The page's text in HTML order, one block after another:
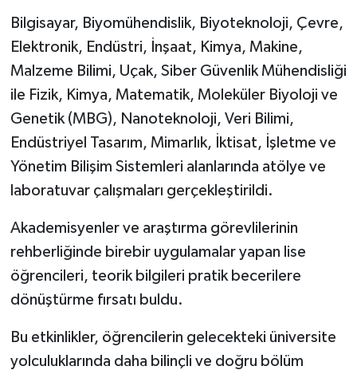
Bilgisayar, Biyomühendislik, Biyoteknoloji, Çevre,
Elektronik, Endüstri, İnşaat, Kimya, Makine,
Malzeme Bilimi, Uçak, Siber Güvenlik Mühendisliği
ile Fizik, Kimya, Matematik, Moleküler Biyoloji ve
Genetik (MBG), Nanoteknoloji, Veri Bilimi,
Endüstriyel Tasarım, Mimarlık, İktisat, İşletme ve
Yönetim Bilişim Sistemleri alanlarında atölye ve
laboratuvar çalışmaları gerçekleştirildi.
Akademisyenler ve araştırma görevlilerinin
rehberliğinde birebir uygulamalar yapan lise
öğrencileri, teorik bilgileri pratik becerilere
dönüştürme fırsatı buldu.
Bu etkinlikler, öğrencilerin gelecekteki üniversite
yolculuklarında daha bilinçli ve doğru bölüm